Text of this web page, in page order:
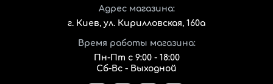
Адрес магазина:
г. Киев, ул. Кирилловская, 160а
Время работы магазина:
Пн-Пт с 9:00 - 18:00
Сб-Вс - Выходной